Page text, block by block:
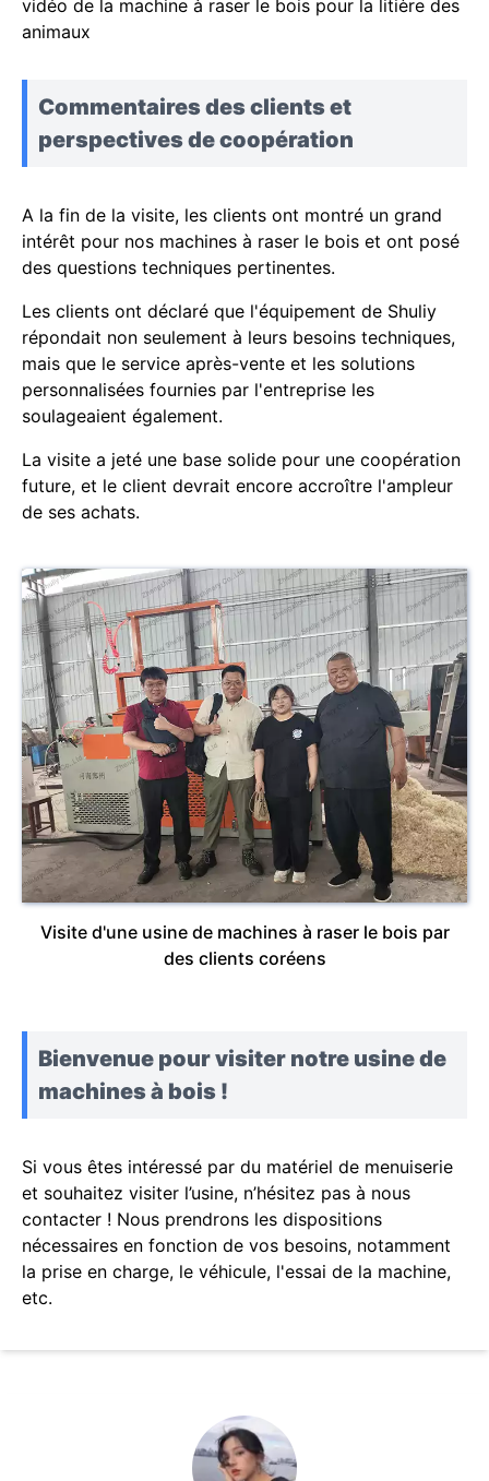
vidéo de la machine à raser le bois pour la litière des
animaux
Commentaires des clients et
perspectives de coopération
A la fin de la visite, les clients ont montré un grand
intérêt pour nos machines à raser le bois et ont posé
des questions techniques pertinentes.
Les clients ont déclaré que l'équipement de Shuliy
répondait non seulement à leurs besoins techniques,
mais que le service après-vente et les solutions
personnalisées fournies par l'entreprise les
soulageaient également.
La visite a jeté une base solide pour une coopération
future, et le client devrait encore accroître l'ampleur
de ses achats.
Visite d'une usine de machines à raser le bois par
des clients coréens
Bienvenue pour visiter notre usine de
machines à bois !
Si vous êtes intéressé par du matériel de menuiserie
et souhaitez visiter l’usine, n’hésitez pas à nous
contacter ! Nous prendrons les dispositions
nécessaires en fonction de vos besoins, notamment
la prise en charge, le véhicule, l'essai de la machine,
etc.